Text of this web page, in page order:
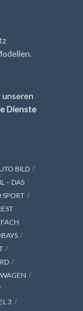
unseren
Dienste
BILD
– DAS
3